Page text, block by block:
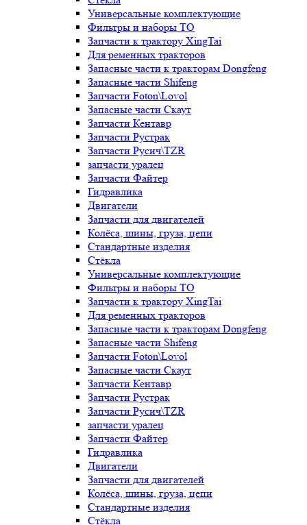
Универсальные комплектующие
Фильтры и наборы ТО
Запчасти к трактору XingTai
Для ременных тракторов
Запасные части к тракторам Dongfeng
Запасные части Shifeng
Запчасти Foton\Lovol
Запасные части Скаут
Запчасти Кентавр
Запчасти Рустрак
Запчасти Русич\TZR
запчасти уралец
Запчасти Файтер
Гидравлика
Двигатели
Запчасти для двигателей
Колёса, шины, груза, цепи
Стандартные изделия
Стёкла
Универсальные комплектующие
Фильтры и наборы ТО
Запчасти к трактору XingTai
Для ременных тракторов
Запасные части к тракторам Dongfeng
Запасные части Shifeng
Запчасти Foton\Lovol
Запасные части Скаут
Запчасти Кентавр
Запчасти Рустрак
Запчасти Русич\TZR
запчасти уралец
Запчасти Файтер
Гидравлика
Двигатели
Запчасти для двигателей
Колёса, шины, груза, цепи
Стандартные изделия
Стёкла